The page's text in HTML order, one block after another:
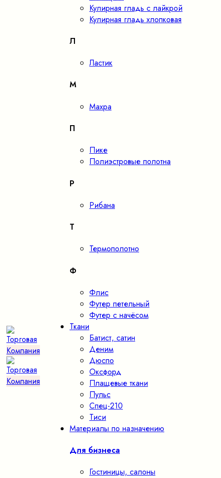
Кулирная гладь с лайкрой
Кулирная гладь хлопковая
Л
Ластик
М
Махра
П
Пике
Полиэстровые полотна
Р
Рибана
Т
Термополотно
Ф
Флис
Футер петельный
Футер с начёсом
Ткани
Батист, сатин
Деним
Дюспо
Оксфорд
Плащевые ткани
Пульс
Спец-210
Тиси
Материалы по назначению
Для бизнеса
Гостиницы, салоны